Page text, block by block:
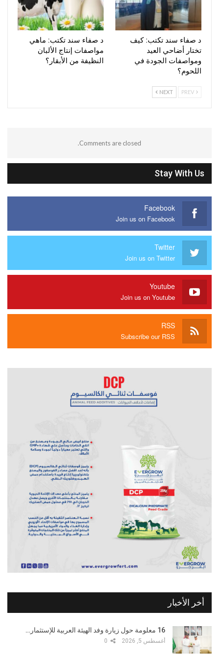
د صفاء سند تكتب: كيف
تختار أضاحي العيد
ومواصفات الجودة في
اللحوم؟
د صفاء سند تكتب: ماهي
مواصفات إنتاج الألبان
النظيفة من الأبقار؟
NEXT
Comments are closed.
Stay With Us
Facebook
Join us on Facebook
Twitter
Join us on Twitter
Youtube
Join us on Youtube
RSS
Subscribe our RSS
أخر الأخبار
16 معلومة حول زيارة وفد الهيئة العربية للإستثمار…
أغسطس 5, 2026